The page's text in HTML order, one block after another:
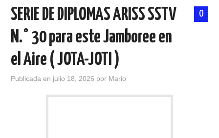
0
SERIE DE DIPLOMAS ARISS SSTV
N.° 30 para este Jamboree en
el Aire ( JOTA-JOTI )
Publicada en julio 18, 2026 por Mario